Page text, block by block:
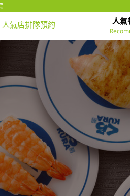
人氣店排隊預約 人氣